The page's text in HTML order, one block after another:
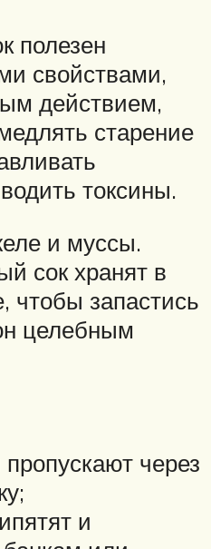
полезен
свойствами,
действием,
старение
токсины.
и муссы.
сок хранят в
чтобы запастись
целебным
через
и